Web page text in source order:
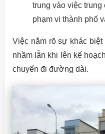
trung vào việc trung
phạm vi thành phố
Việc nắm rõ sự khác
nhầm lẫn khi lên kế
chuyến đi đường dài.